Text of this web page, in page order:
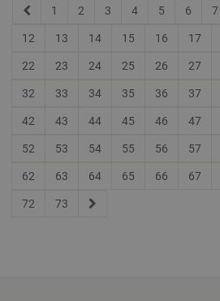
1 2 3 4 5 6 7
12 13 14 15 16 17
22 23 24 25 26 27
32 33 34 35 36 37
42 43 44 45 46 47
52 53 54 55 56 57
62 63 64 65 66 67
72 73